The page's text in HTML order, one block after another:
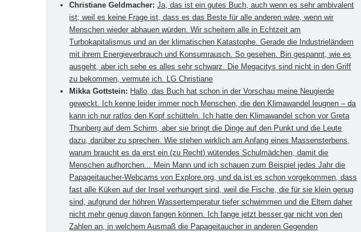
Christiane Geldmacher: Ja, das ist ein gutes Buch, auch wenn es sehr ambivalent
ist; weil es keine Frage ist, dass es das Beste für alle anderen wäre, wenn wir
Menschen wieder abhauen würden. Wir scheitern alle in Echtzeit am
Turbokapitalismus und an der klimatischen Katastophe. Gerade die Industrieländern
mit ihrem Energieverbrauch und Konsumrausch. So gesehen. Bin gespannt, wie es
ausgeht, aber ich sehe es alles sehr schwarz. Die Megacitys sind nicht in den Griff
zu bekommen, vermute ich. LG Christiane
Mikka Gottstein: Hallo, das Buch hat schon in der Vorschau meine Neugierde
geweckt. Ich kenne leider immer noch Menschen, die den Klimawandel leugnen – da
kann ich nur ratlos den Kopf schütteln. Ich hatte den Klimawandel schon vor Greta
Thunberg auf dem Schirm, aber sie bringt die Dinge auf den Punkt und die Leute
dazu, darüber zu sprechen. Wie stehen wirklich am Anfang eines Massensterbens,
warum braucht es da erst ein (zu Recht) wütendes Schulmädchen, damit die
Menschen aufhorchen... Mein Mann und ich schauen zum Beispiel jedes Jahr die
Papageitaucher-Webcams von Explore.org, und da ist es schon vorgekommen, dass
fast alle Küken auf der Insel verhungert sind, weil die Fische, die für sie klein genug
sind, aufgrund der höhren Wassertemperatur tiefer schwimmen und die Eltern daher
nicht mehr genug davon fangen können. Ich fange jetzt besser gar nicht von den
Zahlen an, in welchem Ausmaß die Papageitaucher in anderen Gegenden